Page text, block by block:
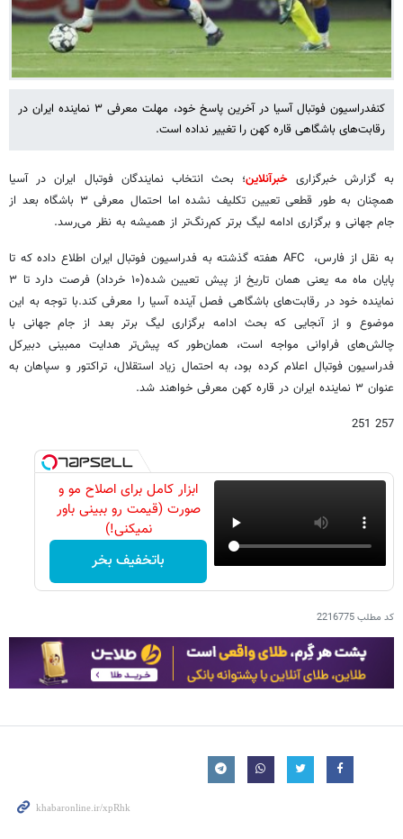
کنفدراسیون فوتبال آسیا در آخرین پاسخ خود، مهلت معرفی ۳ نماینده ایران در
رقابت‌های باشگاهی قاره کهن را تغییر نداده است‌.
به گزارش خبرگزاریخبرآنلاین؛ بحث انتخاب نمایندگان فوتبال ایران در آسیا
همچنان به طور قطعی تعیین‌ تکلیف نشده اما احتمال معرفی ۳ باشگاه بعد از
جام جهانی و برگزاری ادامه لیگ برتر کم‌رنگ‌تر از همیشه به نظر می‌رسد.
به نقل از فارس، AFC هفته گذشته به فدراسیون فوتبال ایران اطلاع داده که تا
پایان ماه مه یعنی همان تاریخ از پیش تعیین شده(۱۰ خرداد) فرصت دارد تا ۳
نماینده خود در رقابت‌های باشگاهی فصل آینده آسیا را معرفی کند.با توجه به این
موضوع و از آنجایی که بحث ادامه برگزاری لیگ برتر بعد از جام جهانی با
چالش‌های فراوانی مواجه است، همان‌طور که پیش‌تر هدایت ممبینی دبیرکل
فدراسیون فوتبال اعلام کرده بود، به احتمال زیاد استقلال، تراکتور و سپاهان به
عنوان ۳ نماینده ایران در قاره کهن معرفی خواهند شد.
257 251
ابزار کامل برای اصلاح مو و
صورت (قیمت رو ببینی باور
نمیکنی!)
باتخفیف بخر
کد مطلب2216775